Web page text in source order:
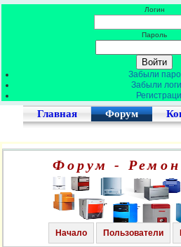
Логин
Пароль
Забыли
Забыли
Главная Форум
Форум -
Начало Пользователи